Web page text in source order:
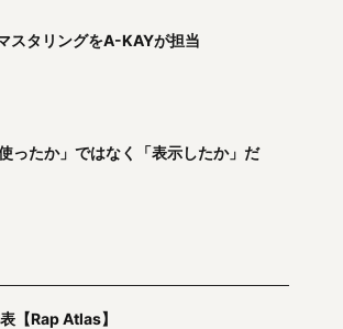
スタリングをA-KAYが担当
ったか」ではなく「表示したか」だ
【Rap Atlas】